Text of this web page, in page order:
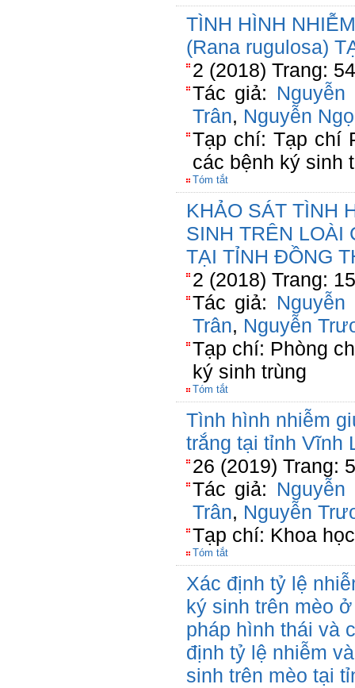
TÌNH HÌNH
(Rana rugulosa)
2 (2018) Trang:
Tác giả:
Trân, Nguyễn
Tạp chí: Tạp chí
các bệnh ký sinh
Tóm tắt
KHẢO SÁT TÌNH
SINH TRÊN LOÀI
TẠI TỈNH ĐỒNG
2 (2018) Trang:
Tác giả:
Trân, Nguyễn
Tạp chí: Phòng
ký sinh trùng
Tóm tắt
Tình hình nhiễm
trắng tại tỉnh Vĩnh
26 (2019) Trang:
Tác giả:
Trân, Nguyễn
Tạp chí: Khoa
Tóm tắt
Xác định tỷ lệ
ký sinh trên mèo
pháp hình thái và
định tỷ lệ nhiễm
sinh trên mèo tại